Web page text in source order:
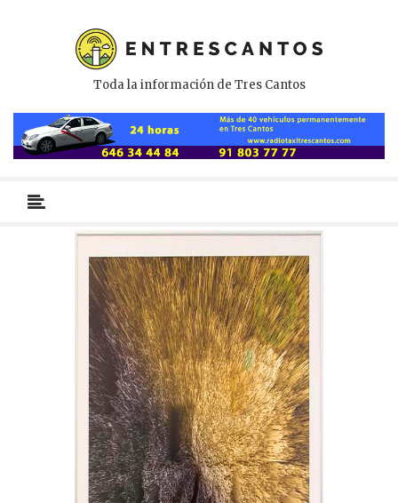
Toda la información de Tres Cantos
primario